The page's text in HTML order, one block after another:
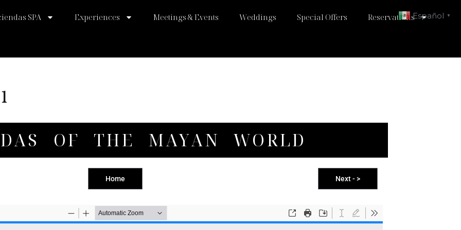
SPA Experiences Meetings & Events Weddings Special Offers Reservations
OF THE MAYAN WORLD
Home Next - >
Español ▼